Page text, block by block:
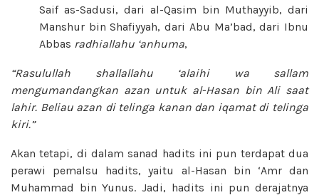
Saif as-Sadusi, dari al-Qasim bin Muthayyib, dari
Manshur bin Shafiyyah, dari Abu Ma’bad, dari Ibnu
Abbas radhiallahu ‘anhuma,
“Rasulullah shallallahu ‘alaihi wa sallam
mengumandangkan azan untuk al-Hasan bin Ali saat
lahir. Beliau azan di telinga kanan dan iqamat di telinga
kiri.”
Akan tetapi, di dalam sanad hadits ini pun terdapat dua
perawi pemalsu hadits, yaitu al-Hasan bin ‘Amr dan
Muhammad bin Yunus. Jadi, hadits ini pun derajatnya